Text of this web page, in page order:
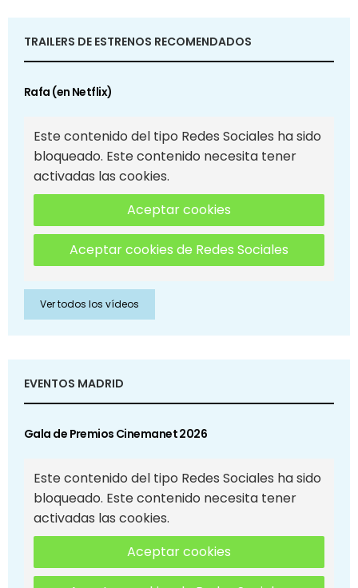
TRAILERS DE ESTRENOS RECOMENDADOS
Rafa (en Netflix)
Este contenido del tipo Redes Sociales ha sido
bloqueado. Este contenido necesita tener
activadas las cookies.
Aceptar cookies
Aceptar cookies de Redes Sociales
Ver todos los vídeos
EVENTOS MADRID
Gala de Premios Cinemanet 2026
Este contenido del tipo Redes Sociales ha sido
bloqueado. Este contenido necesita tener
activadas las cookies.
Aceptar cookies